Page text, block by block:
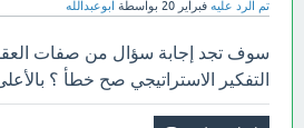
تم الرد عليه فبراير 20 بواسطة ابوعبدالله
سوف تجد إجابة سؤال من صفات
التفكير الاستراتيجي صح خطأ ؟